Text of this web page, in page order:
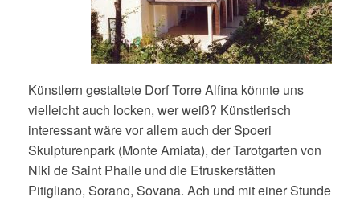
Künstlern gestaltete Dorf Torre Alfina könnte uns
vielleicht auch locken, wer weiß? Künstlerisch
interessant wäre vor allem auch der Spoeri
Skulpturenpark (Monte Amiata), der Tarotgarten von
Niki de Saint Phalle und die Etruskerstätten
Pitigliano, Sorano, Sovana. Ach und mit einer Stunde